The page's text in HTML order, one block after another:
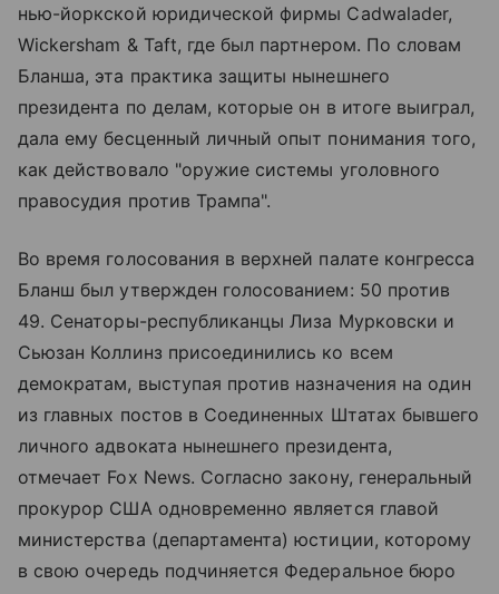
нью-йоркской юридической фирмы Cadwalader,
Wickersham & Taft, где был партнером. По словам
Бланша, эта практика защиты нынешнего
президента по делам, которые он в итоге выиграл,
дала ему бесценный личный опыт понимания того,
как действовало "оружие системы уголовного
правосудия против Трампа".
Во время голосования в верхней палате конгресса
Бланш был утвержден голосованием: 50 против
49. Сенаторы-республиканцы Лиза Мурковски и
Сьюзан Коллинз присоединились ко всем
демократам, выступая против назначения на один
из главных постов в Соединенных Штатах бывшего
личного адвоката нынешнего президента,
отмечает Fox News. Согласно закону, генеральный
прокурор США одновременно является главой
министерства (департамента) юстиции, которому
в свою очередь подчиняется Федеральное бюро